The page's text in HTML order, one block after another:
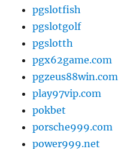
pgslotfish
pgslotgolf
pgslotth
pgx62game.com
pgzeus88win.com
play97vip.com
pokbet
porsche999.com
power999.net